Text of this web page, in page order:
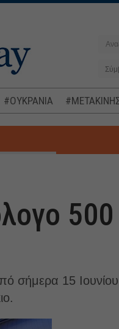
#ΟΥΚΡΑΝΙΑ
σήμερα 15